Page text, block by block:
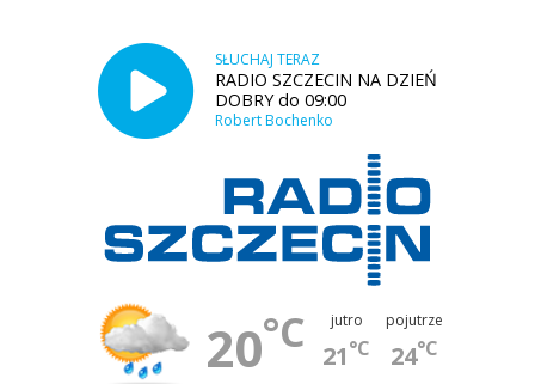
SŁUCHAJ TERAZ
RADIO SZCZECIN NA DZIEŃ
DOBRY do 09:00
Robert Bochenko
20°C jutro
21°C
pojutrze
24°C